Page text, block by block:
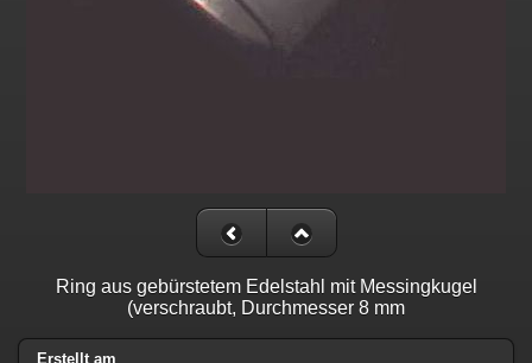
Ring aus gebürstetem Edelstahl mit Messingkugel
(verschraubt, Durchmesser 8 mm
Erstellt am